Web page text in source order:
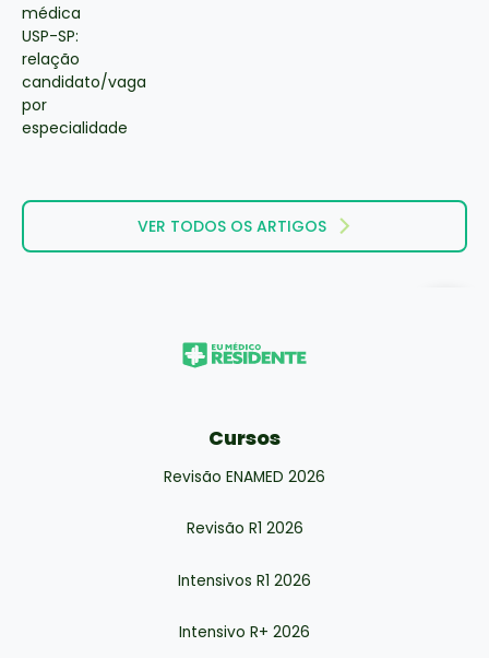
VER TODOS OS ARTIGOS
Cursos
Revisão ENAMED 2026
Revisão R1 2026
Intensivos R1 2026
Intensivo R+ 2026